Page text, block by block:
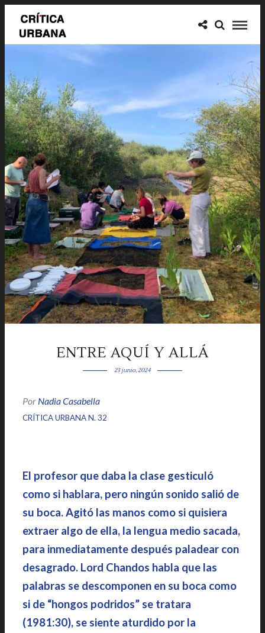
ENTRE AQUÍ Y ALLÁ
23 junio, 2024
Por Nadia Casabella
CRÍTICA URBANA N. 32
El profesor que daba la clase gesticuló
como si hablara, pero ningún sonido salió de
su boca. Agitó las manos como si quisiera
extraer algo de ella, la lengua medio sacada,
para inmediatamente después paladear con
desagrado. Lord Chandos habla que las
palabras se descomponen en su boca como
si de “hongos podridos” se tratara
(1981:30), se siente aturdido por la